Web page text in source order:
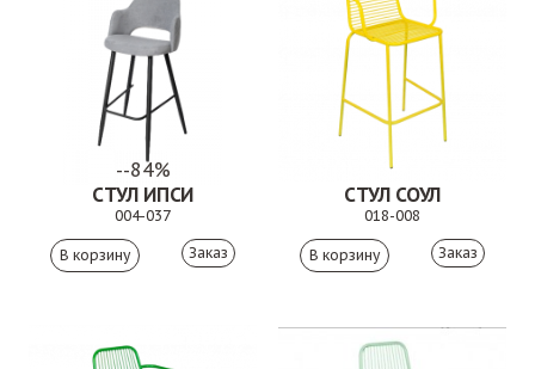
--84%
СТУЛ ИПСИ
004-037
Заказ
СТУЛ СОУЛ
018-008
Заказ